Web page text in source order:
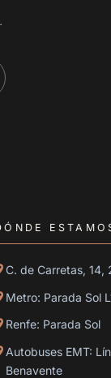
C. de Carretas,
Metro: Parada Sol
Renfe: Parada Sol
Autobuses EMT:
Benavente